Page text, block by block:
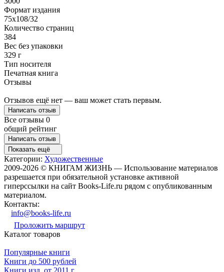
Формат издания
75х108/32
Количество страниц
384
Вес без упаковки
329 г
Тип носителя
Печатная книга
Отзывы
Отзывов ещё нет — ваш может стать первым.
Написать отзыв
Все отзывы 0
общий рейтинг
Написать отзыв
Показать ещё
Категории: Художественные
2009-2026 © КНИГАМ ЖИЗНЬ — Использование материалов
разрешается при обязательной установке активной
гиперссылки на сайт Books-Life.ru рядом с опубликованным
материалом.
Контакты:
info@books-life.ru
Проложить маршрут
Каталог товаров
Популярные книги
Книги до 500 рублей
Книги изд. от 2011 г.